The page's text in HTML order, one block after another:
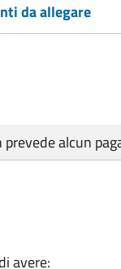
da allegare
alcun
avere: